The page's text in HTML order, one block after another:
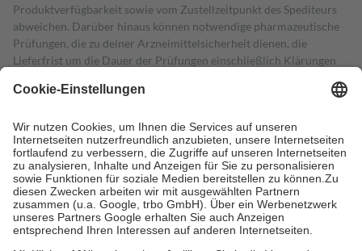
Produktverfügbarkeit sowie vom Zustellzeitpunkt des Spediteurs
abweichen. Darüber hinaus können notwendige pharmazeutische
Prüfungen, die zu deiner Arzneimittelsicherheit dienen, die
Lieferfrist um die Dauer der Prüfungen einschließlich Klärungen
Rezept aus und der Patient erhält sie in der Apotheke. Die
gesetzliche Krankenversicherung übernimmt in der Regel die
Kosten dafür, der Versicherte trägt einen Teil davon als Zuzahlung
mit.
Grundsätzlich leisten Mitglieder Zuzahlungen in Höhe von zehn
Prozent des Abgabepreises,mindestens jedochfünf Euround
höchstens zehn Euro.Es sind jedoch nie mehr als die tatsächlichen